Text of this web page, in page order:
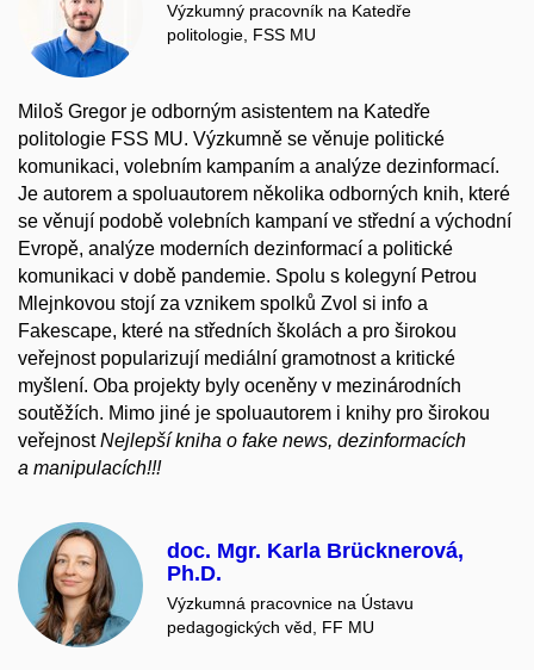
Výzkumný pracovník na Katedře
politologie, FSS MU
Miloš Gregor je odborným asistentem na Katedře
politologie FSS MU. Výzkumně se věnuje politické
komunikaci, volebním kampaním a analýze dezinformací.
Je autorem a spoluautorem několika odborných knih, které
se věnují podobě volebních kampaní ve střední a východní
Evropě, analýze moderních dezinformací a politické
komunikaci v době pandemie. Spolu s kolegyní Petrou
Mlejnkovou stojí za vznikem spolků Zvol si info a
Fakescape, které na středních školách a pro širokou
veřejnost popularizují mediální gramotnost a kritické
myšlení. Oba projekty byly oceněny v mezinárodních
soutěžích. Mimo jiné je spoluautorem i knihy pro širokou
veřejnostNejlepší kniha o fake news, dezinformacích
a manipulacích!!!
doc. Mgr. Karla Brücknerová,
Ph.D.
Výzkumná pracovnice na Ústavu
pedagogických věd, FF MU